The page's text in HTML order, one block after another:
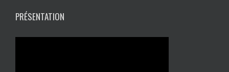
PRÉSENTATION